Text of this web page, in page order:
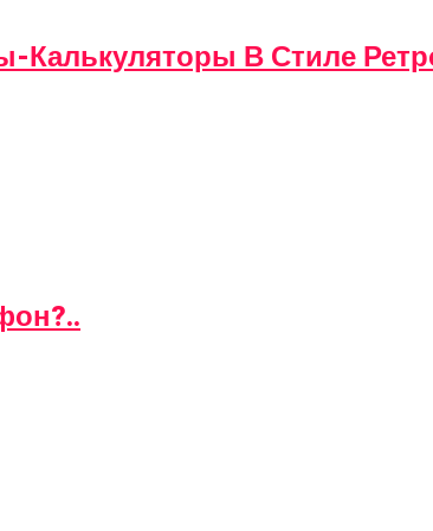
Калькуляторы В Стиле